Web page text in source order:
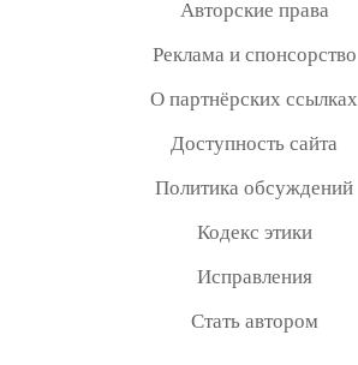
Авторские права
Реклама и спонсорство
О партнёрских ссылках
Доступность сайта
Политика обсуждений
Кодекс этики
Исправления
Стать автором